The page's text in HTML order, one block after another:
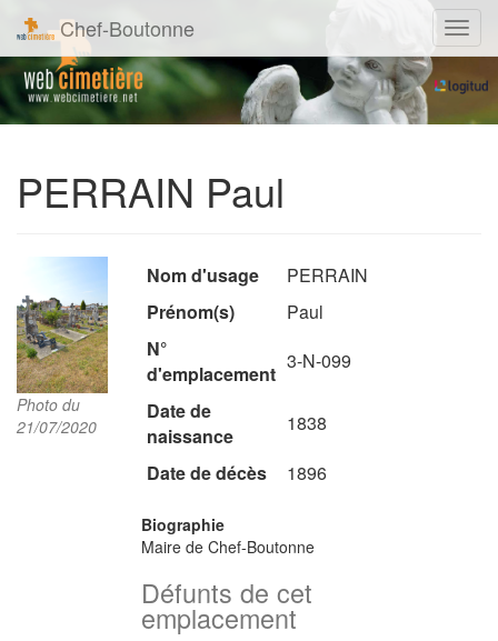
Chef-Boutonne
PERRAIN Paul
Photo du
21/07/2020
Nom d'usage
PERRAIN
Prénom(s)
Paul
N°
d'emplacement
3-N-099
Date de
naissance
1838
Date de décès
1896
Biographie
Maire de Chef-Boutonne
Défunts de cet
emplacement